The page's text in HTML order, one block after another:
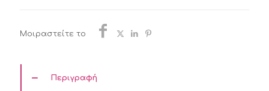
ποσότητα
Μοιραστείτε το
Περιγραφή